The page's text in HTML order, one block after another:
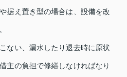
据え置き型の場合は、設備を改
ない、漏水したり退去時に原状
主の負担で修繕しなければなり